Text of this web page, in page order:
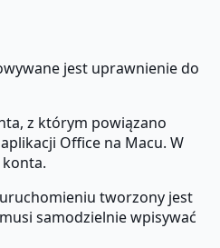
jest uprawnienie do
z którym powiązano
Office na Macu. W
tworzony jest
samodzielnie wpisywać